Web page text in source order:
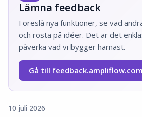
Lämna feedback
Föreslå nya funktioner, se vad
och rösta på idéer. Det är det
påverka vad vi bygger härnäst.
Gå till feedback.ampliflow.com
(Öppnas i nytt fönster)
10 juli 2026